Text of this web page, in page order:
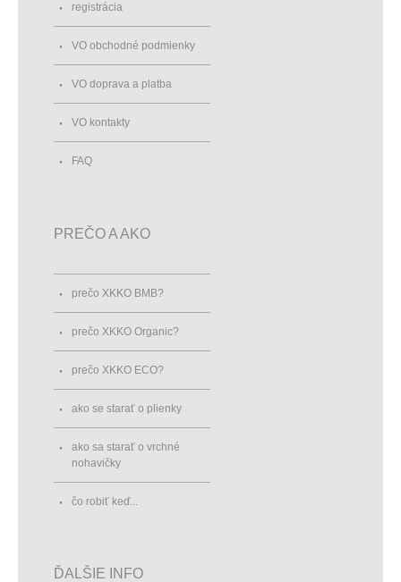
registrácia
VO obchodné podmienky
VO doprava a platba
VO kontakty
FAQ
PREČO A AKO
prečo XKKO BMB?
prečo XKKO Organic?
prečo XKKO ECO?
ako se starať o plienky
ako sa starať o vrchné
nohavičky
čo robiť keď...
ĎALŠIE INFO